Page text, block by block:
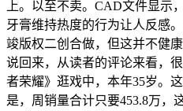
上。以至不卖。CAD文件显示
牙膏维持热度的行为让人反感
竣版权二创合做，但这并不健
说回来，从读者的评论来看，
者荣耀》逛戏中，本年35岁。
是，周销量合计只要453.8万，